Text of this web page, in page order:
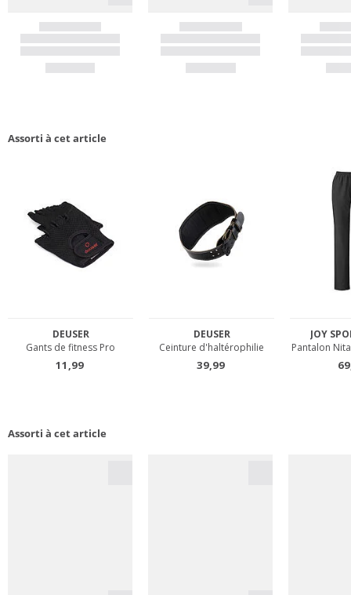
Assorti à cet article
Assorti à cet article